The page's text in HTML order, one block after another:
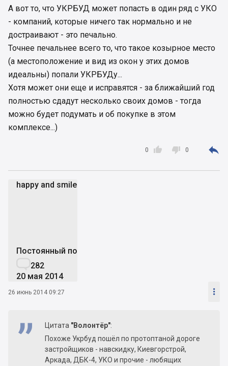
А вот то, что УКРБУД может попасть в один ряд с УКО
- компаний, которые ничего так нормально и не
достраивают - это печально.
Точнее печальнее всего то, что такое козырное место
(а местоположение и вид из окон у этих домов
идеальны) попали УКРБУДу...
Хотя может они еще и исправятся - за ближайший год
полностью сдадут несколько своих домов - тогда
можно будет подумать и об покупке в этом
комплексе...)

0  0 
happy and smile
Постоянный пользователь
282
20 мая 2014
26 июнь 2014 09:27 
Цитата "Волонтёр":
Похоже Укрбуд пошёл по протоптаной дороге
застройщиков - навскидку, Киевгорстрой,
Аркада, ДБК-4, УКО и прочие - любящих